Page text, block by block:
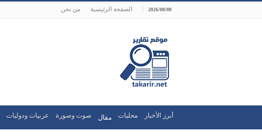
2026/08/08 الصفحة الرئيسية من نحن
أبرز الأخبار محليات مقال صوت وصورة عربيات ودوليات